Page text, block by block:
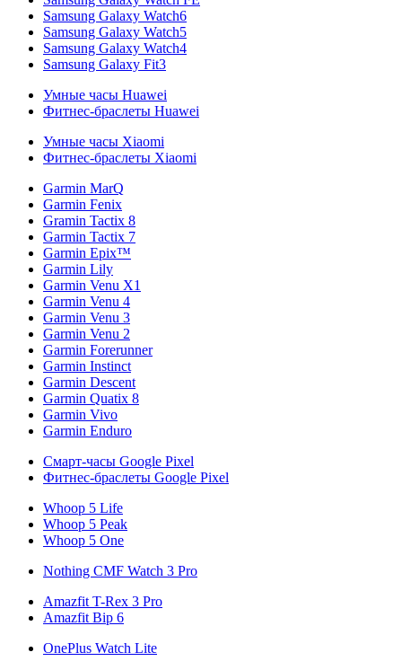
Samsung Galaxy Watch6
Samsung Galaxy Watch5
Samsung Galaxy Watch4
Samsung Galaxy Fit3
Умные часы Huawei
Фитнес-браслеты Huawei
Умные часы Xiaomi
Фитнес-браслеты Xiaomi
Garmin MarQ
Garmin Fenix
Gramin Tactix 8
Garmin Tactix 7
Garmin Epix™
Garmin Lily
Garmin Venu X1
Garmin Venu 4
Garmin Venu 3
Garmin Venu 2
Garmin Forerunner
Garmin Instinct
Garmin Descent
Garmin Quatix 8
Garmin Vivo
Garmin Enduro
Смарт-часы Google Pixel
Фитнес-браслеты Google Pixel
Whoop 5 Life
Whoop 5 Peak
Whoop 5 One
Nothing CMF Watch 3 Pro
Amazfit T-Rex 3 Pro
Amazfit Bip 6
OnePlus Watch Lite